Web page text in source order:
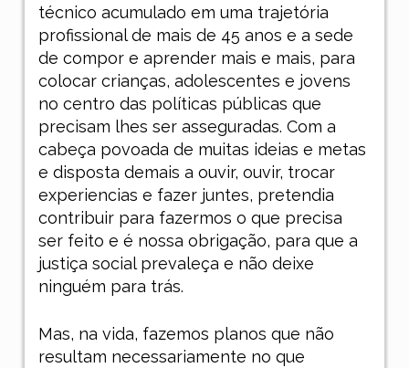
técnico acumulado em uma trajetória
profissional de mais de 45 anos e a sede
de compor e aprender mais e mais, para
colocar crianças, adolescentes e jovens
no centro das políticas públicas que
precisam lhes ser asseguradas. Com a
cabeça povoada de muitas ideias e metas
e disposta demais a ouvir, ouvir, trocar
experiencias e fazer juntes, pretendia
contribuir para fazermos o que precisa
ser feito e é nossa obrigação, para que a
justiça social prevaleça e não deixe
ninguém para trás.
Mas, na vida, fazemos planos que não
resultam necessariamente no que